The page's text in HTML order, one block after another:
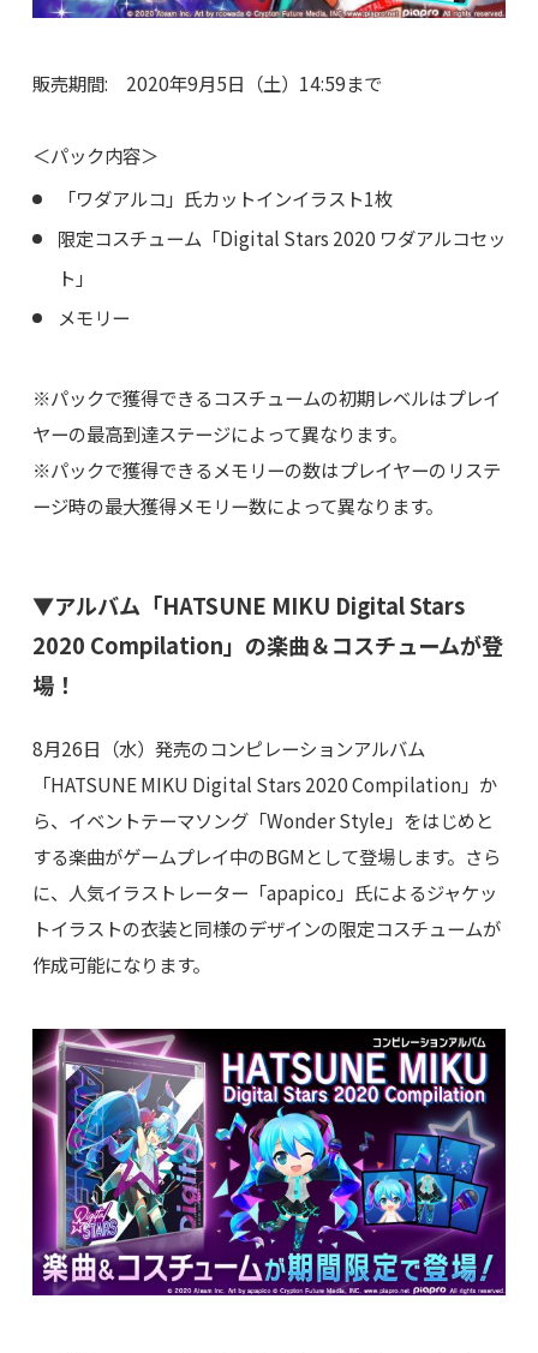
販売期間: 2020年9月5日（土）14:59まで
＜パック内容＞
「ワダアルコ」氏カットインイラスト1枚
限定コスチューム「Digital Stars 2020 ワダアルコセッ
ト」
メモリー
※パックで獲得できるコスチュームの初期レベルはプレイ
ヤーの最高到達ステージによって異なります。
※パックで獲得できるメモリーの数はプレイヤーのリステ
ージ時の最大獲得メモリー数によって異なります。
▼アルバム「HATSUNE MIKU Digital Stars
2020 Compilation」の楽曲＆コスチュームが登
場！
8月26日（水）発売のコンピレーションアルバム
「HATSUNE MIKU Digital Stars 2020 Compilation」か
ら、イベントテーマソング「Wonder Style」をはじめと
する楽曲がゲームプレイ中のBGMとして登場します。さら
に、人気イラストレーター「apapico」氏によるジャケッ
トイラストの衣装と同様のデザインの限定コスチュームが
作成可能になります。